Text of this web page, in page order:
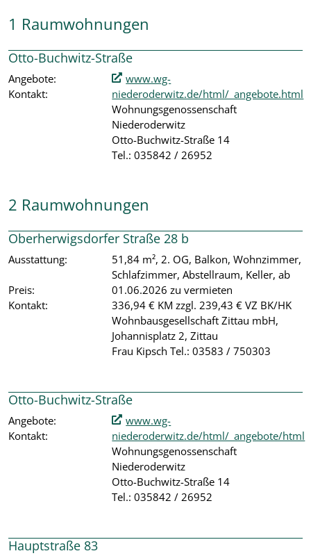
1 Raumwohnungen
Otto-Buchwitz-Straße
Angebote:
Kontakt:
www.wg-
niederoderwitz.de/html/_angebote.html
Wohnungsgenossenschaft
Niederoderwitz
Otto-Buchwitz-Straße 14
Tel.: 035842 / 26952
2 Raumwohnungen
Oberherwigsdorfer Straße 28 b
Ausstattung:
Preis:
Kontakt:
51,84 m², 2. OG, Balkon, Wohnzimmer,
Schlafzimmer, Abstellraum, Keller, ab
01.06.2026 zu vermieten
336,94 € KM zzgl. 239,43 € VZ BK/HK
Wohnbausgesellschaft Zittau mbH,
Johannisplatz 2, Zittau
Frau Kipsch Tel.: 03583 / 750303
Otto-Buchwitz-Straße
Angebote:
Kontakt:
www.wg-
niederoderwitz.de/html/_angebote/html
Wohnungsgenossenschaft
Niederoderwitz
Otto-Buchwitz-Straße 14
Tel.: 035842 / 26952
Hauptstraße 83